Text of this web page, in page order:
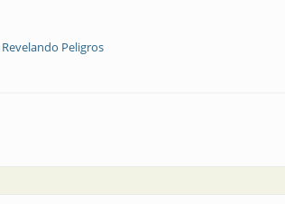
Peligros
de Córdoba